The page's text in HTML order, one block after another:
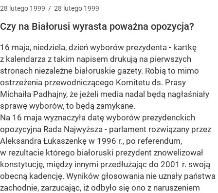
28 lutego 1999 / 28 lutego 1999
Czy na Białorusi wyrasta poważna opozycja?
16 maja, niedziela, dzień wyborów prezydenta - kartkę
z kalendarza z takim napisem drukują na pierwszych
stronach niezależne białoruskie gazety. Robią to mimo
ostrzeżenia przewodniczącego Komitetu ds. Prasy
Michaiła Padhajny, że jeżeli media nadal będą nagłaśniały
sprawę wyborów, to będą zamykane.
Na 16 maja wyznaczyła datę wyborów prezydenckich
opozycyjna Rada Najwyższa - parlament rozwiązany przez
Aleksandra Łukaszenkę w 1996 r., po referendum,
w rezultacie którego białoruski prezydent znowelizował
konstytucję, między innymi przedłużając do 2001 r. swoją
obecną kadencję. Wyników głosowania nie uznały państwa
zachodnie, zarzucając, iż odbyło się ono z naruszeniem